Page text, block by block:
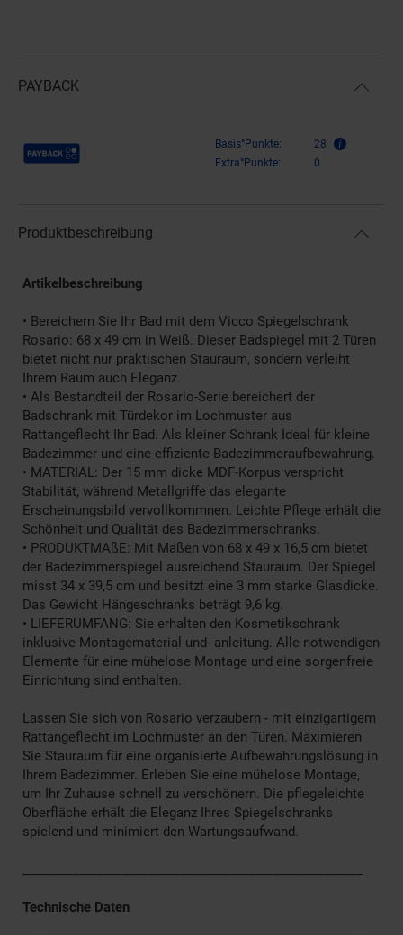
PAYBACK
Payback Punkte Basis°Punkte:
28
Extra°Punkte:
0
Produktbeschreibung
Artikelbeschreibung
• Bereichern Sie Ihr Bad mit dem Vicco Spiegelschrank
Rosario: 68 x 49 cm in Weiß. Dieser Badspiegel mit 2 Türen
bietet nicht nur praktischen Stauraum, sondern verleiht
Ihrem Raum auch Eleganz.
• Als Bestandteil der Rosario-Serie bereichert der
Badschrank mit Türdekor im Lochmuster aus
Rattangeflecht Ihr Bad. Als kleiner Schrank Ideal für kleine
Badezimmer und eine effiziente Badezimmeraufbewahrung.
• MATERIAL: Der 15 mm dicke MDF-Korpus verspricht
Stabilität, während Metallgriffe das elegante
Erscheinungsbild vervollkommnen. Leichte Pflege erhält die
Schönheit und Qualität des Badezimmerschranks.
• PRODUKTMAßE: Mit Maßen von 68 x 49 x 16,5 cm bietet
der Badezimmerspiegel ausreichend Stauraum. Der Spiegel
misst 34 x 39,5 cm und besitzt eine 3 mm starke Glasdicke.
Das Gewicht Hängeschranks beträgt 9,6 kg.
• LIEFERUMFANG: Sie erhalten den Kosmetikschrank
inklusive Montagematerial und -anleitung. Alle notwendigen
Elemente für eine mühelose Montage und eine sorgenfreie
Einrichtung sind enthalten.
Lassen Sie sich von Rosario verzaubern - mit einzigartigem
Rattangeflecht im Lochmuster an den Türen. Maximieren
Sie Stauraum für eine organisierte Aufbewahrungslösung in
Ihrem Badezimmer. Erleben Sie eine mühelose Montage,
um Ihr Zuhause schnell zu verschönern. Die pflegeleichte
Oberfläche erhält die Eleganz Ihres Spiegelschranks
spielend und minimiert den Wartungsaufwand.
Technische Daten